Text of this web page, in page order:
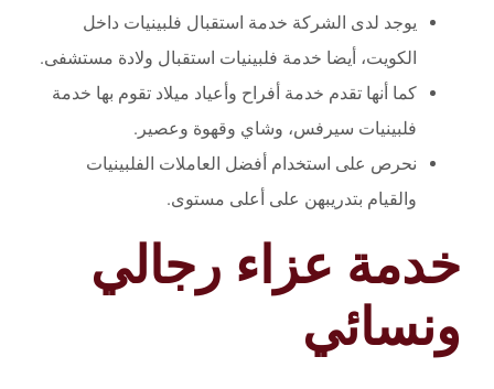
يوجد لدى الشركة خدمة استقبال فلبينيات داخل
الكويت، أيضا خدمة فلبينيات استقبال ولادة مستشفى.
كما أنها تقدم خدمة أفراح وأعياد ميلاد تقوم بها خدمة
فلبينيات سيرفس، وشاي وقهوة وعصير.
نحرص على استخدام أفضل العاملات الفلبينيات
والقيام بتدريبهن على أعلى مستوى.
خدمة عزاء رجالي
ونسائي